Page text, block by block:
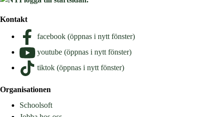
Kontakt
facebook (öppnas i nytt fönster)
youtube (öppnas i nytt fönster)
tiktok (öppnas i nytt fönster)
Organisationen
Schoolsoft